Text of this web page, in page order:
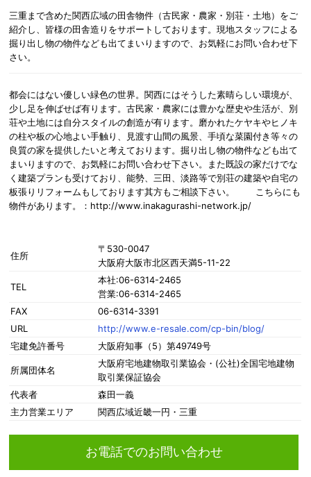
三重まで含めた関西広域の田舎物件（古民家・農家・別荘・土地）をご
紹介し、皆様の田舎造りをサポートしております。現地スタッフによる
掘り出し物の物件なども出てまいりますので、お気軽にお問い合わせ下
さい。
都会にはない優しい緑色の世界。関西にはそうした素晴らしい環境が、
少し足を伸ばせば有ります。古民家・農家には豊かな歴史や生活が、別
荘や土地には自分スタイルの創造が有ります。磨かれたケヤキやヒノキ
の柱や板の心地よい手触り、見渡す山間の風景、手頃な菜園付き等々の
良質の家を提供したいと考えております。掘り出し物の物件なども出て
まいりますので、お気軽にお問い合わせ下さい。また既設の家だけでな
く建築プランも受けており、能勢、三田、淡路等で別荘の建築や自宅の
板張りリフォームもしております其方もご相談下さい。 こちらにも
物件があります。：http://www.inakagurashi-network.jp/
住所
〒530-0047
大阪府大阪市北区西天満5-11-22
TEL
本社:06-6314-2465
営業:06-6314-2465
FAX
06-6314-3391
URL
http://www.e-resale.com/cp-bin/blog/
宅建免許番号
大阪府知事（5）第49749号
所属団体名
大阪府宅地建物取引業協会・(公社)全国宅地建物
取引業保証協会
代表者
森田一義
主力営業エリア
関西広域近畿一円・三重
お電話でのお問い合わせ